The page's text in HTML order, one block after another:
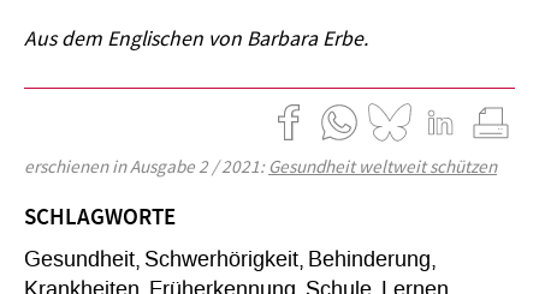
Aus dem Englischen von Barbara Erbe.
erschienen in Ausgabe 2 / 2021: Gesundheit weltweit schützen
SCHLAGWORTE
Gesundheit Schwerhörigkeit Behinderung